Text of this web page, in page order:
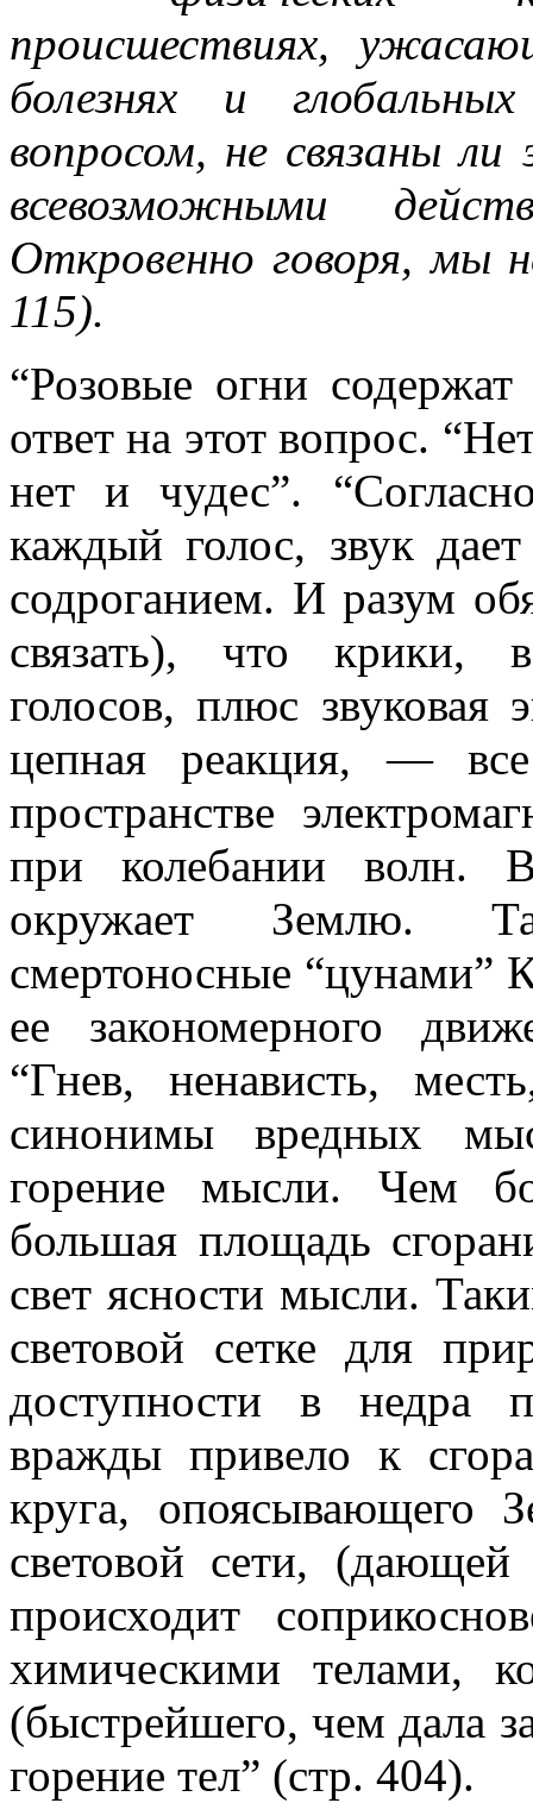
происшествиях,
болезнях и
вопросом, не связаны
всевозможными
Откровенно говоря, мы
115).
“Розовые огни
ответ на этот вопрос.
нет и чудес”.
каждый голос, звук
содроганием. И разум
связать), что крики,
голосов, плюс звуковая
цепная реакция, —
пространстве
при колебании волн.
окружает Землю.
смертоносные “цунами”
ее закономерного
“Гнев, ненависть,
синонимы вредных
горение мысли. Чем
большая площадь
свет ясности мысли.
световой сетке для
доступности в недра
вражды привело к
круга, опоясывающего
световой сети,
происходит
химическими телами,
(быстрейшего, чем дала
горение тел” (стр. 404).